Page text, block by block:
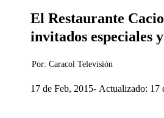
El Restaurante
invitados especiales
Por: Caracol Televisión
17 de Feb, 2015 Actualizado: 17